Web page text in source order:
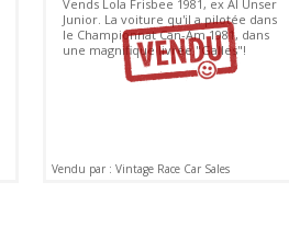
Vends Lola Frisbee 1981, ex Al Unser
Junior. La voiture qu'il a pilotée dans
le Championnat Can-Am 1981, dans
une magnifique livrée "Galles"!
Vendu par : Vintage Race Car Sales